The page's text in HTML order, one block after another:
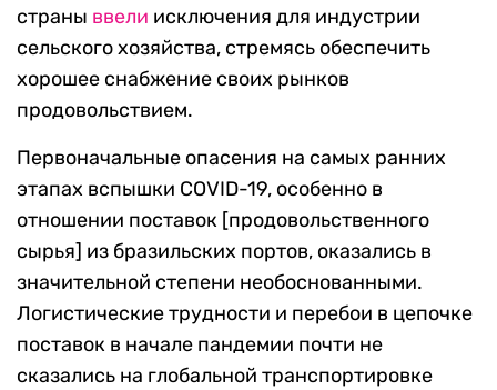
страны ввели исключения для индустрии
сельского хозяйства, стремясь обеспечить
хорошее снабжение своих рынков
продовольствием.
Первоначальные опасения на самых ранних
этапах вспышки COVID-19, особенно в
отношении поставок [продовольственного
сырья] из бразильских портов, оказались в
значительной степени необоснованными.
Логистические трудности и перебои в цепочке
поставок в начале пандемии почти не
сказались на глобальной транспортировке